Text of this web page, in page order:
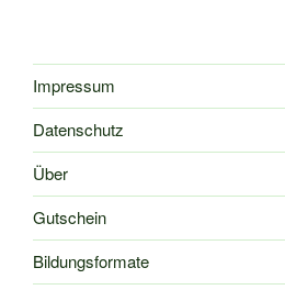
Impressum
Datenschutz
Über
Gutschein
Bildungsformate